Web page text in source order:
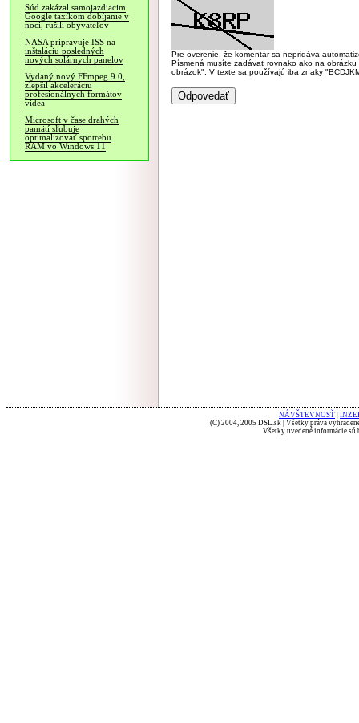
Súd zakázal samojazdiacim
Google taxíkom dobíjanie v
noci, rušili obyvateľov
NASA pripravuje ISS na
inštaláciu posledných
nových solárnych panelov
Vydaný nový FFmpeg 9.0,
zlepšil akceleráciu
profesionálnych formátov
videa
Microsoft v čase drahých
pamätí sľubuje
optimalizovať spotrebu
RAM vo Windows 11
Pre overenie, že komentár sa nepridáva
Písmená musíte zadávať rovnako ako na
obrázok". V texte sa používajú iba znaky
NÁVŠTEVNOSŤ
(C) 2004, 2005 DSL.sk | Všetky práva
Všetky uvedené informácie sú